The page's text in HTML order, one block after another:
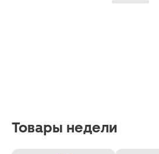
Товары недели